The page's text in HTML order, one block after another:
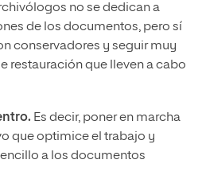
no se dedican a
de los documentos, pero sí
conservadores y seguir muy
restauración que lleven a cabo
Es decir, poner en marcha
que optimice el trabajo y
a los documentos